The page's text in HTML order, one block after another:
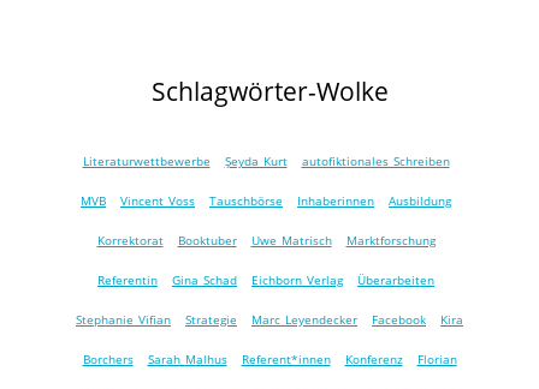
Schlagwörter-Wolke
Literaturwettbewerbe Şeyda Kurt autofiktionales Schreiben
MVB Vincent Voss Tauschbörse Inhaberinnen Ausbildung
Korrektorat Booktuber Uwe Matrisch Marktforschung
Referentin Gina Schad Eichborn Verlag Überarbeiten
Stephanie Vifian Strategie Marc Leyendecker Facebook Kira
Borchers Sarah Malhus Referent*innen Konferenz Florian